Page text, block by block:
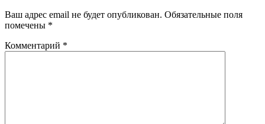
Ваш адрес email не будет опубликован. Обязательные поля
помечены *
Комментарий *